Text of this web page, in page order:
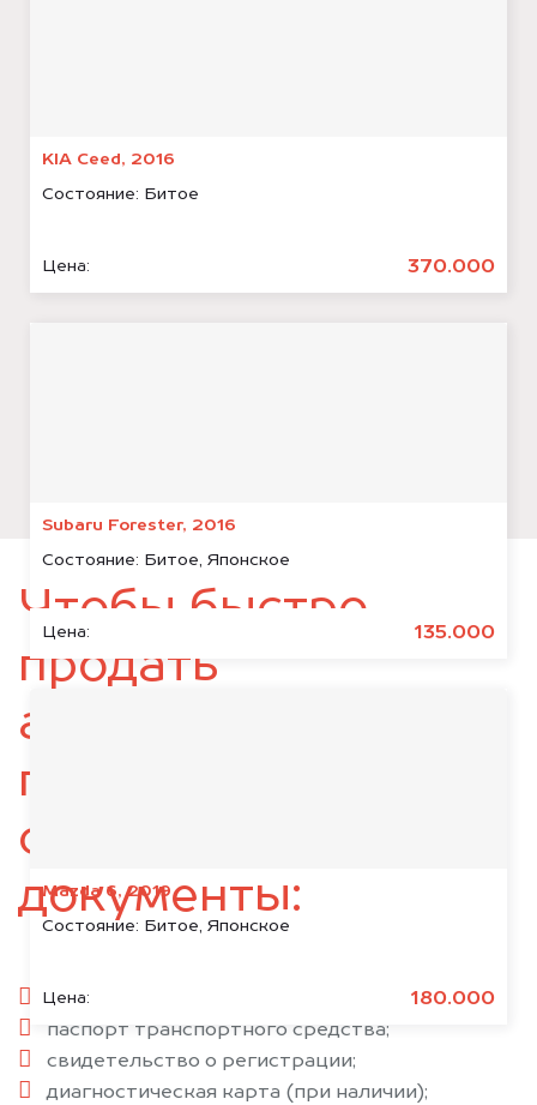
KIA Ceed, 2016
Состояние: Битое
Цена: 370.000
Subaru Forester, 2016
Состояние: Битое, Японское
Цена: 135.000
Mazda 6, 2019
Состояние: Битое, Японское
Цена: 180.000
Чтобы быстро
продать
автомобиль,
подготовьте
следующие
документы:
паспорт гражданина РФ;
паспорт транспортного средства;
свидетельство о регистрации;
диагностическая карта (при наличии);